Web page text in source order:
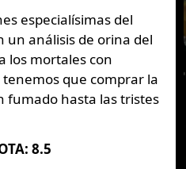
especialísimas del
un análisis de orina del
los mortales con
que comprar la
fumado hasta las tristes
8.5